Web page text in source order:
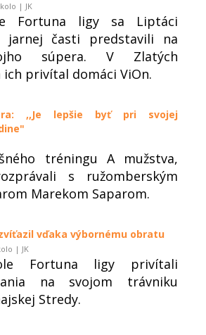
| JK
Fortuna ligy sa Liptáci
jarnej časti predstavili na
súpera. V Zlatých
ich privítal domáci ViOn.
,,Je lepšie byť pri svojej
tréningu A mužstva,
s ružomberským
Marekom Saparom.
vďaka výbornému obratu
| JK
Fortuna ligy privítali
na svojom trávniku
Stredy.